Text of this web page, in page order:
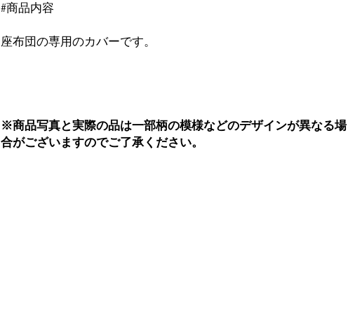
#商品内容
座布団の専用のカバーです。
※商品写真と実際の品は一部柄の模様などのデザインが異なる場
合がございますのでご了承ください。